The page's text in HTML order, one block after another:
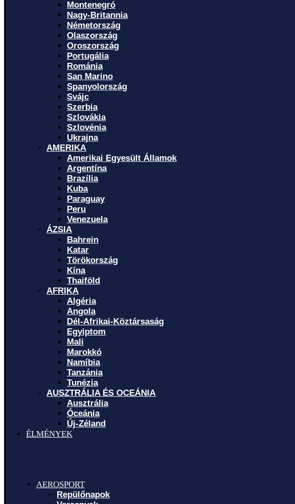
Montenegró
Nagy-Britannia
Németország
Olaszország
Oroszország
Portugália
Románia
San Marino
Spanyolország
Svájc
Szerbia
Szlovákia
Szlovénia
Ukrajna
AMERIKA
Amerikai Egyesült Államok
Argentína
Brazília
Kuba
Paraguay
Peru
Venezuela
ÁZSIA
Bahrein
Katar
Törökország
Kína
Thaiföld
AFRIKA
Algéria
Angola
Dél-Afrikai-Köztársaság
Egyiptom
Mali
Marokkó
Namíbia
Tanzánia
Tunézia
AUSZTRÁLIA ÉS OCEÁNIA
Ausztrália
Óceánia
Új-Zéland
ÉLMÉNYEK
AEROSPORT
Repülőnapok